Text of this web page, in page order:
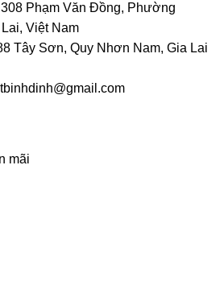
308 Phạm Văn Đồng, Phường
Việt Nam
Tây Sơn, Quy Nhơn Nam, Gia Lai
mãi